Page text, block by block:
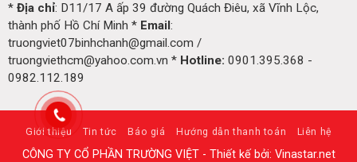
* Địa chỉ: D11/17 A ấp 39 đường Quách Điêu, xã Vĩnh Lộc,
thành phố Hồ Chí Minh * Email :
truongviet07binhchanh@gmail.com /
truongviethcm@yahoo.com.vn * Hotline: 0901.395.368 -
0982.112.189
Giới thiệu Tin tức Báo giá Hướng dẫn thanh toán Liên hệ
CÔNG TY CỔ PHẦN TRƯỜNG VIỆT - Thiết kế bởi: Vinastar.net